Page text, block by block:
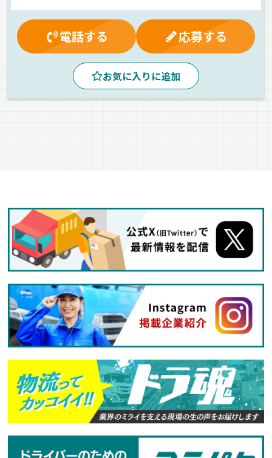
退職金制度
マイカー通勤可 労災保険
雇用保険
有給休暇
交通費支給
財形貯蓄制度
制服・作業着貸与
早朝 夕方 夜
真夜中
地場 ETC搭載
ドライブレコーダー
キャリアカー 正社員
電話する 応募する
お気に入りに追加